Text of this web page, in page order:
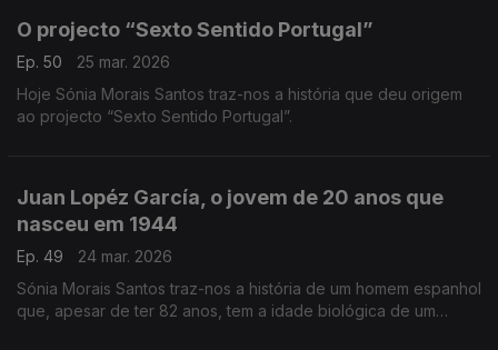
O projecto “Sexto Sentido Portugal”
Ep. 50
25 mar. 2026
Hoje Sónia Morais Santos traz-nos a história que deu origem
ao projecto “Sexto Sentido Portugal”.
Juan Lopéz García, o jovem de 20 anos que
nasceu em 1944
Ep. 49
24 mar. 2026
Sónia Morais Santos traz-nos a história de um homem espanhol
que, apesar de ter 82 anos, tem a idade biológica de um